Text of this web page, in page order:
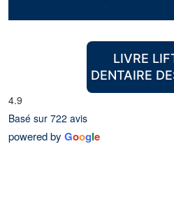
LIVRE
DENTAIRE
4.9
Basé sur 722 avis
powered by Google